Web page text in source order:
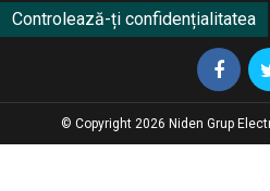
Controlează-ți confidențialitatea
© Copyright 2026 Niden Grup